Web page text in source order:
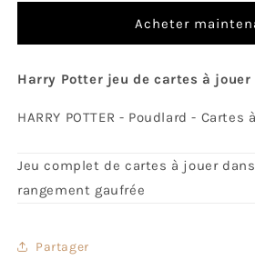
Harry
-
Jouer
Harry
-
Acheter
Harry Potter jeu de cartes à jouer
HARRY POTTER - Poudlard - Cartes
Jeu complet de cartes à jouer
rangement gaufrée
Partager